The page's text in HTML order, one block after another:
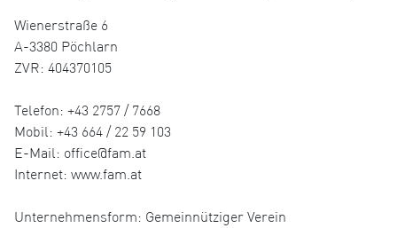
Wienerstraße 6
A-3380 Pöchlarn
ZVR: 404370105
Telefon: +43 2757 / 7668
Mobil: +43 664 / 22 59 103
E-Mail: office@fam.at
Internet: www.fam.at
Unternehmensform: Gemeinnütziger Verein